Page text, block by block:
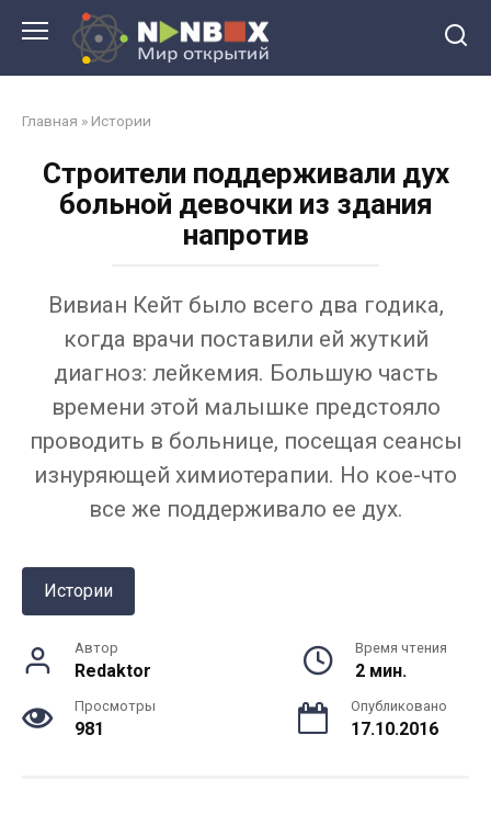
Главная » Истории
Строители поддерживали дух
больной девочки из здания
напротив
Вивиан Кейт было всего два годика,
когда врачи поставили ей жуткий
диагноз: лейкемия. Большую часть
времени этой малышке предстояло
проводить в больнице, посещая сеансы
изнуряющей химиотерапии. Но кое-что
все же поддерживало ее дух.
Истории
Автор
Redaktor
Время чтения
2 мин.
Просмотры
981
Опубликовано
17.10.2016